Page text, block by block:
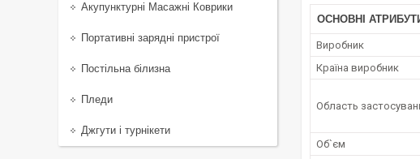
ОСНОВНІ
Виробник
Країна виробник
Область
Об`єм
Акупунктурні Масажні Коврики
Портативні зарядні пристрої
Постільна білизна
Пледи
Джгути і турнікети